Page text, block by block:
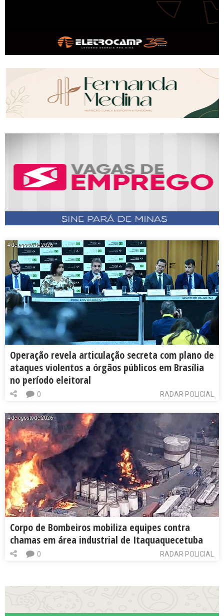
4 de agosto de 2026
Operação revela articulação secreta com plano de
ataques violentos a órgãos públicos em Brasília
no período eleitoral
RADAR POLICIAL
0
4 de agosto de 2026
Corpo de Bombeiros mobiliza equipes contra
chamas em área industrial de Itaquaquecetuba
RADAR POLICIAL
0